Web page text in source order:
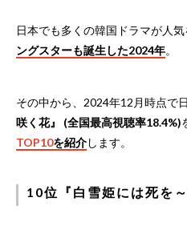
日本でも多くの韓国ドラマが人気
ングスターも誕生した2024年。
その中から、2024年12月時点で
咲く花』 (全国最高視聴率18.4%)
TOP10を紹介します。
10位『白雪姫には死を